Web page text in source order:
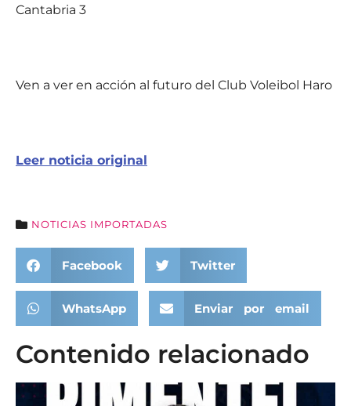
Cantabria 3
Ven a ver en acción al futuro del Club Voleibol Haro
Leer noticia original
NOTICIAS IMPORTADAS
Facebook Twitter
WhatsApp Enviar por email
Contenido relacionado